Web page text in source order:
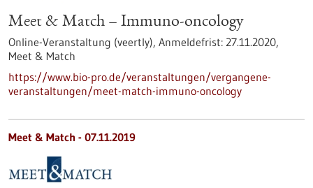
Meet & Match – Immuno-oncology
Online-Veranstaltung (veertly), Anmeldefrist: 27.11.2020,
Meet & Match
https://www.bio-pro.de/veranstaltungen/vergangene-
veranstaltungen/meet-match-immuno-oncology
Meet & Match - 07.11.2019